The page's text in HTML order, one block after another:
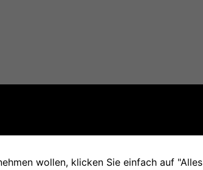
wollen, klicken Sie einfach auf "Alles